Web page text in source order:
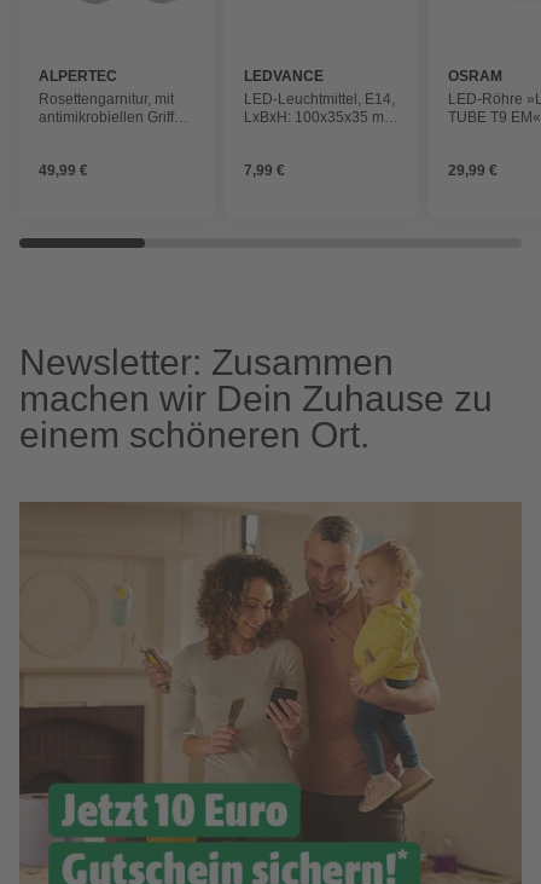
ALPERTEC
Rosettengarnitur, mit
antimikrobiellen Griffen
49,99 €
LEDVANCE
LED-Leuchtmittel, E14,
LxBxH: 100x35x35 mm,
7,99 €
OSRAM
LED-Röhre
TUBE T9
29,99 €
Newsletter: Zusammen
machen wir Dein Zuhause zu
einem schöneren Ort.